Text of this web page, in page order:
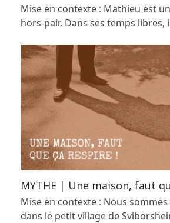
Mise en contexte : Mathieu est
hors-pair. Dans ses temps libres,
MYTHE | Une maison, faut
Mise en contexte : Nous sommes
dans le petit village de